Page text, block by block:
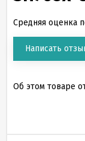
Средняя оценка
Написать
Об этом товаре